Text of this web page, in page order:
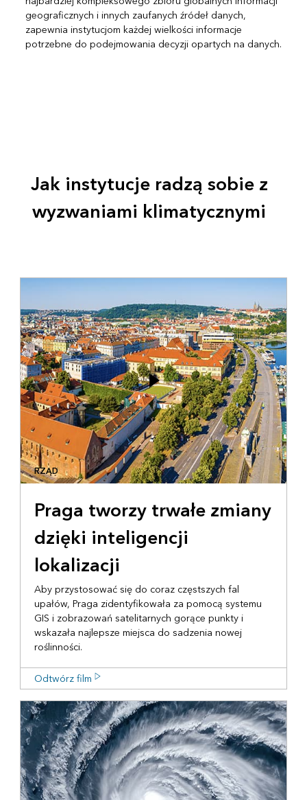
geograficznych i innych zaufanych źródeł danych,
zapewnia instytucjom każdej wielkości informacje
potrzebne do podejmowania decyzji opartych na danych.
Jak instytucje radzą sobie z
wyzwaniami klimatycznymi
RZĄD
Praga tworzy trwałe zmiany
dzięki inteligencji
lokalizacji
Aby przystosować się do coraz częstszych fal
upałów, Praga zidentyfikowała za pomocą systemu
GIS i zobrazowań satelitarnych gorące punkty i
wskazała najlepsze miejsca do sadzenia nowej
roślinności.
Odtwórz film